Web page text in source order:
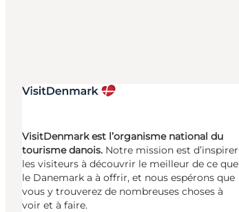
VisitDenmark est l’organisme national du
tourisme danois. Notre mission est d’inspirer
les visiteurs à découvrir le meilleur de ce que
le Danemark a à offrir, et nous espérons que
vous y trouverez de nombreuses choses à
voir et à faire.